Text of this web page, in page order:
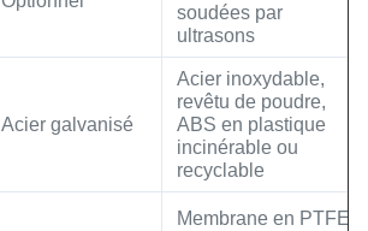
soudées par
ultrasons
Acier galvanisé
Acier inoxydable,
revêtu de poudre,
ABS en plastique
incinérable ou
recyclable
Membrane en PTFE,